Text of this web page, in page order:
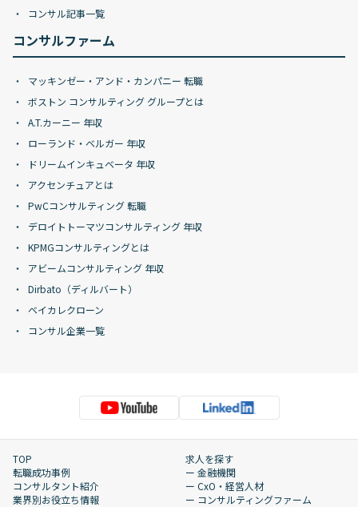
コンサル記事一覧
コンサルファーム
マッキンゼー・アンド・カンパニー 転職
ボストン コンサルティング グループとは
A.T.カーニー 年収
ローランド・ベルガー 年収
ドリームインキュベータ 年収
アクセンチュアとは
PwCコンサルティング 転職
デロイトトーマツコンサルティング 年収
KPMGコンサルティングとは
アビームコンサルティング 年収
Dirbato（ディルバート）
ベイカレクローン
コンサル企業一覧
TOP
転職成功事例
コンサルタント紹介
業界別お役立ち情報
求人を探す
ー 金融機関
ー CxO・経営人材
ー コンサルティングファーム